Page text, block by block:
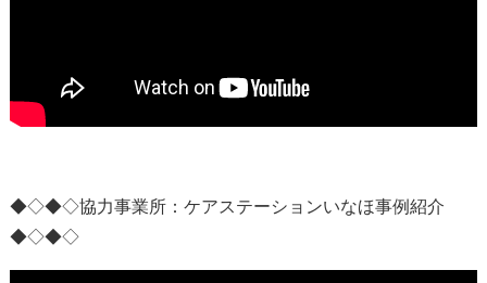
◆◇◆◇協力事業所： ケアステーションいなほ事例紹介
◆◇◆◇